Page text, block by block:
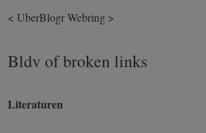
< UberBlogr Webring >
Bldv of broken links
Literaturen